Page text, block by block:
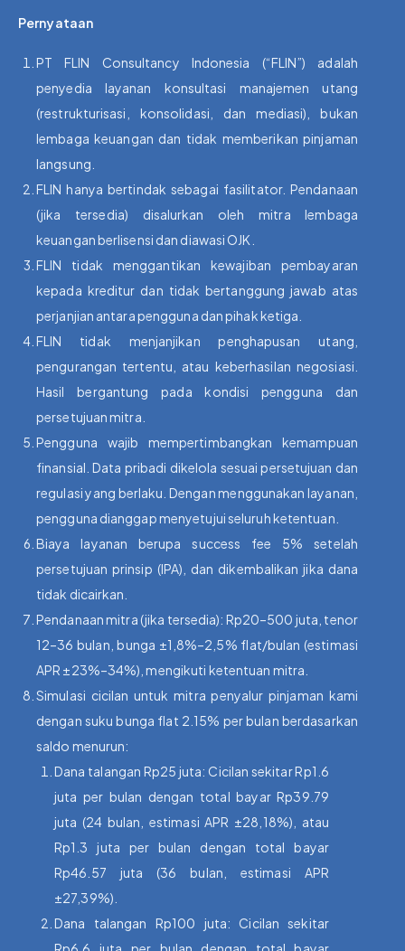
Pernyataan
PT FLIN Consultancy Indonesia (“FLIN”) adalah
penyedia layanan konsultasi manajemen utang
(restrukturisasi, konsolidasi, dan mediasi), bukan
lembaga keuangan dan tidak memberikan pinjaman
langsung.
FLIN hanya bertindak sebagai fasilitator. Pendanaan
(jika tersedia) disalurkan oleh mitra lembaga
keuangan berlisensi dan diawasi OJK.
FLIN tidak menggantikan kewajiban pembayaran
kepada kreditur dan tidak bertanggung jawab atas
perjanjian antara pengguna dan pihak ketiga.
FLIN tidak menjanjikan penghapusan utang,
pengurangan tertentu, atau keberhasilan negosiasi.
Hasil bergantung pada kondisi pengguna dan
persetujuan mitra.
Pengguna wajib mempertimbangkan kemampuan
finansial. Data pribadi dikelola sesuai persetujuan dan
regulasi yang berlaku. Dengan menggunakan layanan,
pengguna dianggap menyetujui seluruh ketentuan.
Biaya layanan berupa success fee 5% setelah
persetujuan prinsip (IPA), dan dikembalikan jika dana
tidak dicairkan.
Pendanaan mitra (jika tersedia): Rp20–500 juta, tenor
12–36 bulan, bunga ±1,8%–2,5% flat/bulan (estimasi
APR ±23%–34%), mengikuti ketentuan mitra.
Simulasi cicilan untuk mitra penyalur pinjaman kami
dengan suku bunga flat 2.15% per bulan berdasarkan
saldo menurun:
Dana talangan Rp25 juta: Cicilan sekitar Rp1.6
juta per bulan dengan total bayar Rp39.79
juta (24 bulan, estimasi APR ±28,18%), atau
Rp1.3 juta per bulan dengan total bayar
Rp46.57 juta (36 bulan, estimasi APR
±27,39%).
Dana talangan Rp100 juta: Cicilan sekitar